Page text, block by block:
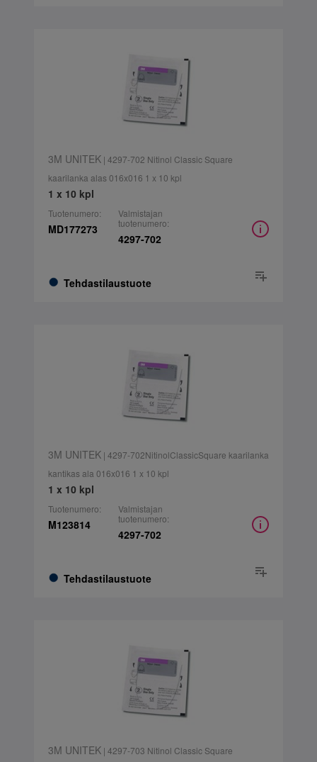
3M UNITEK| 4297-702 Nitinol Classic Square
kaarilanka alas 016x016 1 x 10 kpl
1 x 10 kpl
Tuotenumero:
MD177273
Tehdastilaustuote
Valmistajan
tuotenumero:
4297-702
3M UNITEK| 4297-702NitinolClassicSquare kaarilanka
kantikas ala 016x016 1 x 10 kpl
1 x 10 kpl
Tuotenumero:
M123814
Tehdastilaustuote
Valmistajan
tuotenumero:
4297-702
3M UNITEK| 4297-703 Nitinol Classic Square